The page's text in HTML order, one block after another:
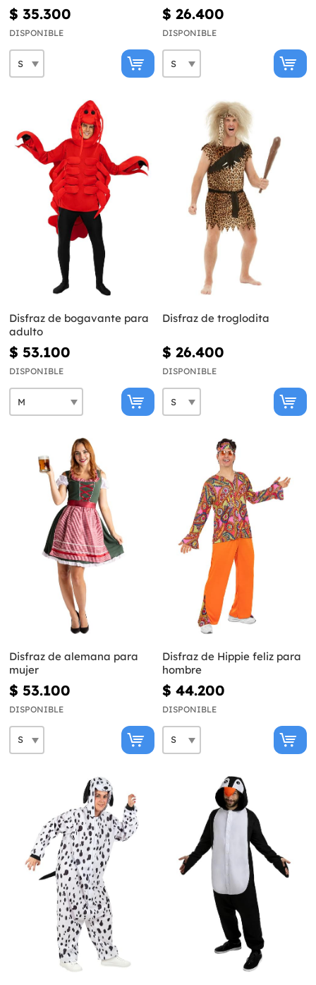
$ 35.300
DISPONIBLE
$ 26.400
DISPONIBLE
Disfraz de bogavante para
adulto
$ 53.100
DISPONIBLE
Disfraz de troglodita
$ 26.400
DISPONIBLE
Disfraz de alemana para
mujer
$ 53.100
DISPONIBLE
Disfraz de Hippie feliz para
hombre
$ 44.200
DISPONIBLE